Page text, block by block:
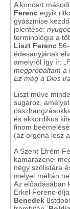
A koncert
Ferenc egyik
gyászmise
jelentése:
terminológia a
Liszt Ferenc
édesanyjának
amelyről így ír:
megpróbáltam a
Ez még a Dies
Liszt műve
sugároz,
és akkordikus
finom
(az orgona lesz
A Szent Efrém
kamarazenei
négy szólistára
melyet méltán
Az előadásában
Erkel Ferenc-
Benedek